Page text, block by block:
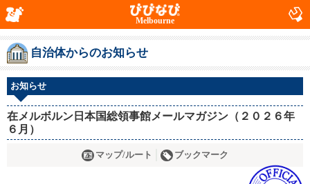
Melbourne
自治体からのお知らせ
お知らせ
在メルボルン日本国総領事館メールマガジン（２０２６年
６月）
マップ/ルート ブックマーク